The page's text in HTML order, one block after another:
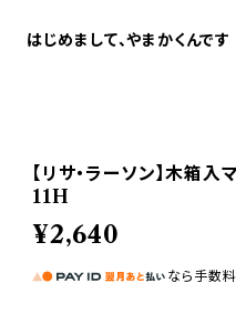
はじめまして、やまかくんです
【リサ・ラーソン】木箱
11H
¥2,640
なら 手数